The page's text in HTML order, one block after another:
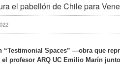
el pabellón de Chile para
“Testimonial Spaces” —obra que
el profesor ARQ UC Emilio Marín